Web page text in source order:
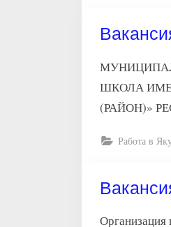
ШКОЛА
(РАЙОН)»
Работа в